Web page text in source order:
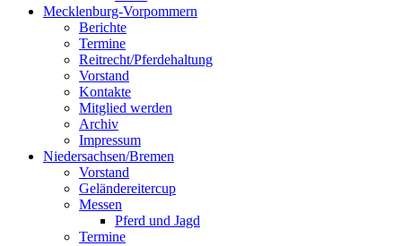
Mecklenburg-Vorpommern
Berichte
Termine
Reitrecht/Pferdehaltung
Vorstand
Kontakte
Mitglied werden
Archiv
Impressum
Niedersachsen/Bremen
Vorstand
Geländereitercup
Messen
Pferd und Jagd
Termine